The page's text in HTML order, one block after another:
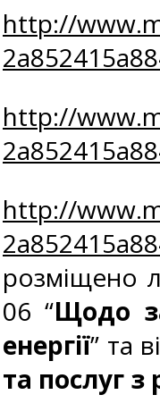
http://
http://
http://
розміщено
06 “Щодо
енергії” та
та послуг з